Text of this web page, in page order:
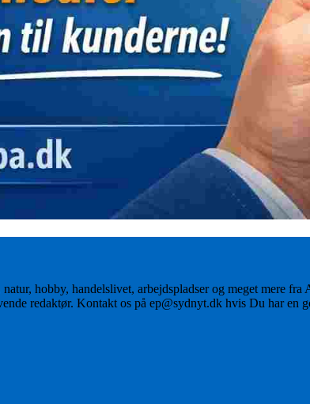
hobby, handelslivet, arbejdspladser og meget mere
redaktør. Kontakt os på ep@sydnyt.dk hvis Du har en